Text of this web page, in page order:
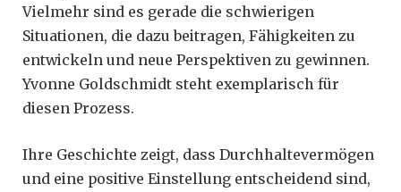
Vielmehr sind es gerade die schwierigen
Situationen, die dazu beitragen, Fähigkeiten zu
entwickeln und neue Perspektiven zu gewinnen.
Yvonne Goldschmidt steht exemplarisch für
diesen Prozess.
Ihre Geschichte zeigt, dass Durchhaltevermögen
und eine positive Einstellung entscheidend sind,